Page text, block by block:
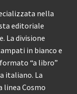
nella
editoriale
La divisione
in bianco e
“a libro”
italiano. La
linea Cosmo